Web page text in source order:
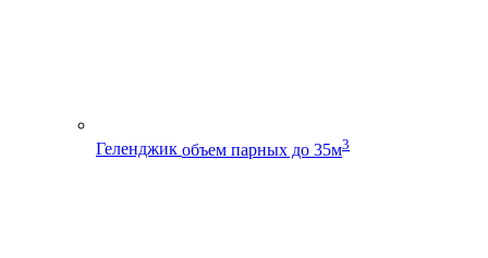
Геленджик объем парных до 35м3